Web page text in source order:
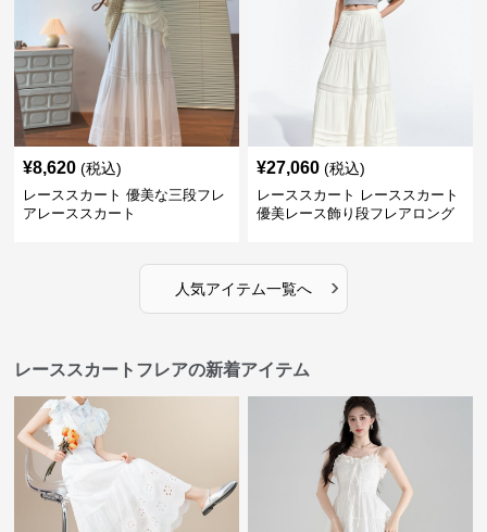
¥8,620 (税込)
レーススカート 優美な三段フレ
アレーススカート
¥27,060 (税込)
レーススカート レーススカート
優美レース飾り段フレアロング
人気アイテム一覧へ ›
レーススカートフレアの新着アイテム